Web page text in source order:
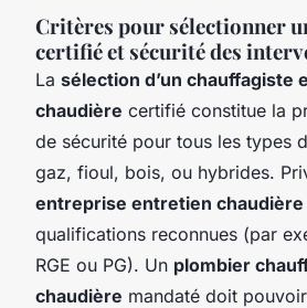
Critères pour sélectionner
certifié et sécurité des
La sélection d’un chauffagiste
chaudière certifié constitue la
de sécurité pour tous les types
gaz, fioul, bois, ou hybrides.
entreprise entretien chaudière
qualifications reconnues (par
RGE ou PG). Un plombier
chaudière mandaté doit